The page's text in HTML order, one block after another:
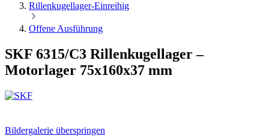
Rillenkugellager-Einreihig
Offene Ausführung
SKF 6315/C3 Rillenkugellager –
Motorlager 75x160x37 mm
Bildergalerie überspringen